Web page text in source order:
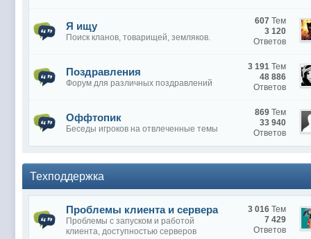
Я ищу
Поиск кланов, товарищей, земляков.
607 Тем
3 120
Ответов
Поздравления
Форум для различных поздравлений
3 191 Тем
48 886
Ответов
Оффтопик
Беседы игроков на отвлеченные темы
869 Тем
33 940
Ответов
Техподдержка
Проблемы клиента и сервера
Проблемы с запуском и работой
клиента, доступностью серверов
3 016 Тем
7 429
Ответов